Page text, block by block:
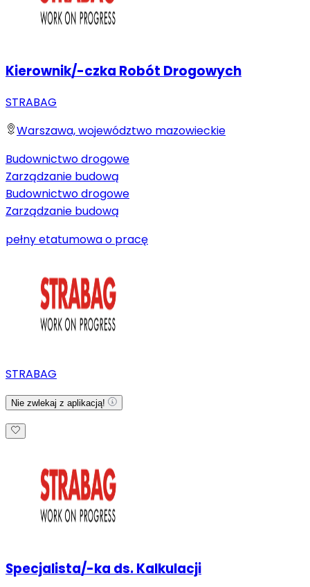
Kierownik/-czka Robót Drogowych
STRABAG
Warszawa, województwo mazowieckie
Budownictwo drogowe
Zarządzanie budową
Budownictwo drogowe
Zarządzanie budową
pełny etatumowa o pracę
STRABAG
Nie zwlekaj z aplikacją!
Specjalista/-ka ds. Kalkulacji